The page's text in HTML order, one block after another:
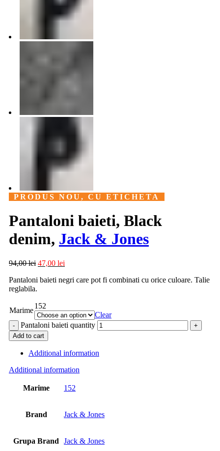
PRODUS NOU, CU ETICHETA
Pantaloni baieti, Black
denim, Jack & Jones
94,00lei 47,00 lei
Pantaloni baieti negri care pot fi combinati cu orice culoare. Talie
reglabila.
Marime
152
Clear
Pantaloni baieti quantity
Add to cart
Additional information
Additional information
Marime 152
Brand Jack & Jones
Grupa Brand Jack & Jones